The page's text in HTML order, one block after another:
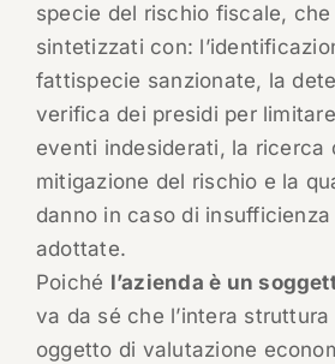
specie del rischio fiscale,
sintetizzati con:
fattispecie sanzionate, la
verifica dei presidi per
eventi indesiderati, la ricerca
mitigazione del rischio e la
danno in caso di
adottate.
Poiché l’azienda è un
va da sé che l’intera
oggetto di valutazione